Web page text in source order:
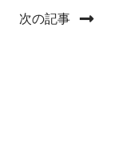
次の記事